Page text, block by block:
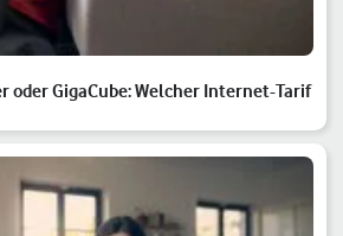
oder GigaCube: Welcher Internet-Tarif